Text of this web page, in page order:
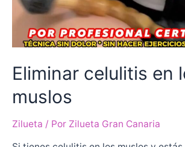
Eliminar celulitis en
muslos
Zilueta / Por Zilueta Gran Canaria